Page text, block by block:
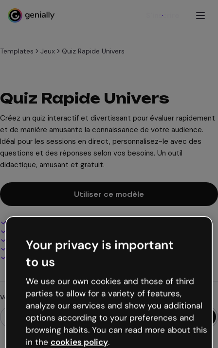
S'inscrire
Templates Jeux Quiz Rapide Univers
Quiz Rapide Univers
Créez un quiz interactif et divertissant pour évaluer rapidement
et de manière amusante la connaissance de votre audience.
Idéal pour les sessions en direct, personnalisez-le avec des
questions et des réponses selon vos besoins. Un outil
didactique, amusant et gratuit.
Utiliser ce modèle
Ajoutez audio, vidéo et multimédia
Présentez, partagez ou publiez en ligne
Téléchargez en PDF, MP4 et autres formats
Vous cherchez autre chose ?
Your privacy is important
to us
We use our own cookies and those of third
parties to allow for a variety of features,
analyze our services and show you additional
options according to your preferences and
browsing habits. You can read more about this
in the cookies policy.